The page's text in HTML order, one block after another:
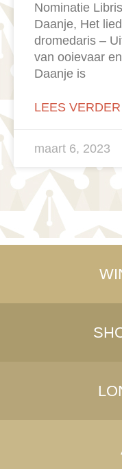
Nominatie
Daanje, Het
dromedaris –
van ooievaar
Daanje is
LEES
maart 6, 2023